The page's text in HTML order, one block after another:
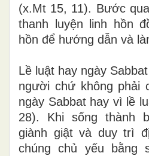
(x.Mt 15, 11). Bước
thanh luyện linh hồn
hồn để hướng dẫn và
Lề luật hay ngày
người chứ không phải
ngày Sabbat hay vì lề
28). Khi sống thành
giành giật và duy trì
chúng chủ yếu bằng